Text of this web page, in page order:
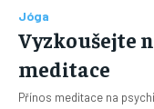
Jóga
Vyzkoušejte
meditace
Přínos meditace na